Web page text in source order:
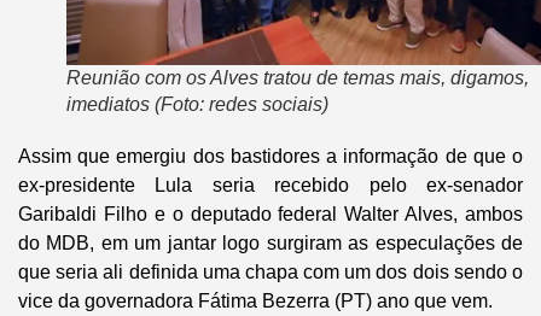
Reunião com os Alves tratou de temas mais, digamos,
imediatos (Foto: redes sociais)
Assim que emergiu dos bastidores a informação de que o
ex-presidente Lula seria recebido pelo ex-senador
Garibaldi Filho e o deputado federal Walter Alves, ambos
do MDB, em um jantar logo surgiram as especulações de
que seria ali definida uma chapa com um dos dois sendo o
vice da governadora Fátima Bezerra (PT) ano que vem.